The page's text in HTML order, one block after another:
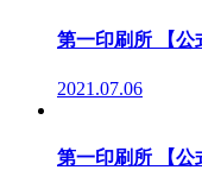
第一印刷所 【公
2021.07.06
第一印刷所 【公